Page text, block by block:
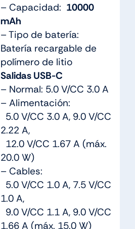
– Capacidad: 10000
mAh
– Tipo de batería:
Batería recargable de
polímero de litio
Salidas USB-C
– Normal: 5.0 V/CC 3.0 A
– Alimentación:
5.0 V/CC 3.0 A, 9.0 V/CC
2.22 A,
12.0 V/CC 1.67 A (máx.
20.0 W)
– Cables:
5.0 V/CC 1.0 A, 7.5 V/CC
1.0 A,
9.0 V/CC 1.1 A, 9.0 V/CC
1.66 A (máx. 15.0 W)